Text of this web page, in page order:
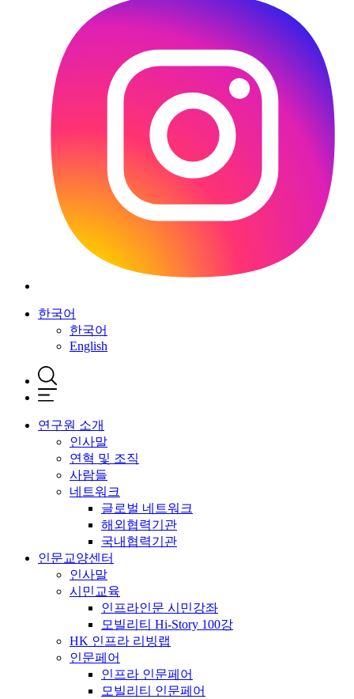
한국어
한국어
English
연구원 소개
인사말
연혁 및 조직
사람들
네트워크
글로벌 네트워크
해외협력기관
국내협력기관
인문교양센터
인사말
시민교육
인프라인문 시민강좌
모빌리티 Hi-Story 100강
HK 인프라 리빙랩
인문페어
인프라 인문페어
모빌리티 인문페어